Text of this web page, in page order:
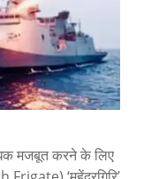
मजबूत करने के लिए